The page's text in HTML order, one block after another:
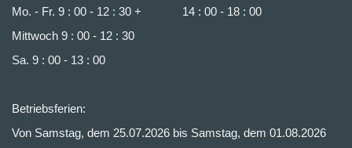
Mo. - Fr. 9 : 00 - 12 : 30 + 14 : 00 - 18 : 00
Mittwoch 9 : 00 - 12 : 30
Sa. 9 : 00 - 13 : 00
Betriebsferien:
Von Samstag, dem 25.07.2026 bis Samstag, dem 01.08.2026